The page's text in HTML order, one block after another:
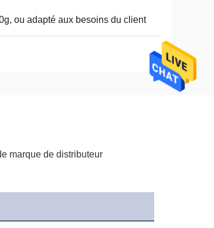
ou adapté aux besoins du client
marque de distributeur